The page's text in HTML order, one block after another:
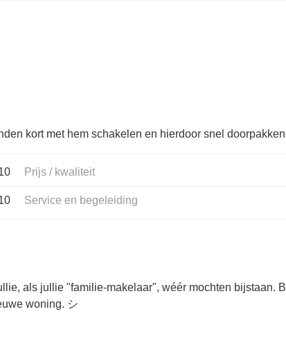
kort met hem schakelen en hierdoor snel
Prijs / kwaliteit
Service en begeleiding
als jullie "familie-makelaar", wéér mochten bijstaan.
woning. シ